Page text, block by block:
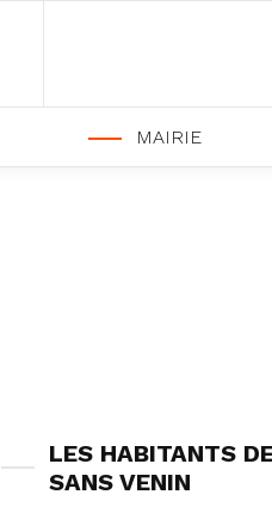
MAIRIE
LES HABITANTS
SANS VENIN